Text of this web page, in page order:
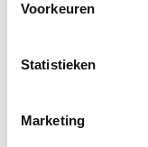
Voorkeuren
Statistieken
Marketing